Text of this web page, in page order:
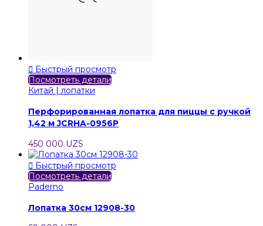
 Быстрый просмотр
Посмотреть детали
Китай | лопатки
Перфорированная лопатка для пиццы с ручкой
1,42 м JCRHA-0956P
450 000 UZS
 Быстрый просмотр
Посмотреть детали
Paderno
Лопатка 30см 12908-30